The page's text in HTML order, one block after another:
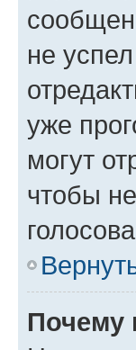
не
уже
могут
чтобы
Почему